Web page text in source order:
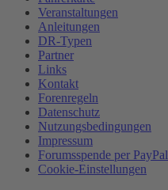
Veranstaltungen
Anleitungen
DR-Typen
Partner
Links
Kontakt
Forenregeln
Datenschutz
Nutzungsbedingungen
Impressum
Forumsspende per PayPal
Cookie-Einstellungen